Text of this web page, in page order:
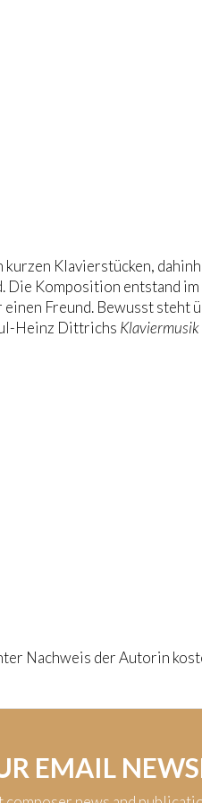
Klavierstücken,
Die Komposition entstand
Freund. Bewusst steht
Heinz Dittrichs
Nachweis der Autorin
EMAIL